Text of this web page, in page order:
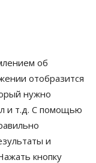
об
отобразится
нужно
и т.д. С помощью
и
кнопку